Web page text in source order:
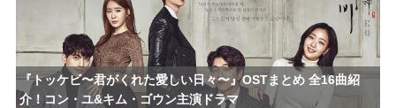
『トッケビ〜君がくれた愛しい日々〜』OSTまとめ 全16曲紹
介！コン・ユ&キム・ゴウン主演ドラマ